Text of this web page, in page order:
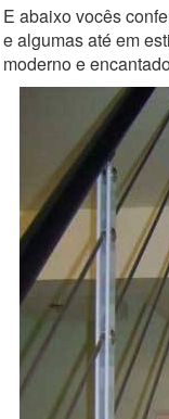
E abaixo vocês
e algumas até em
moderno e